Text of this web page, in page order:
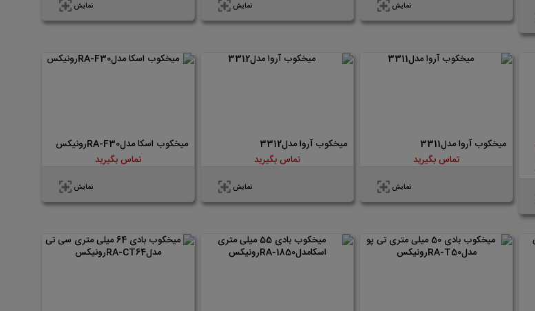
نمایش نمایش نمایش
میخکوب آروا مدل3311
تماس بگیرید
نمایش
میخکوب آروا مدل3312
تماس بگیرید
نمایش
میخکوب اسکا مدلRA-F30رونیکس
تماس بگیرید
نمایش